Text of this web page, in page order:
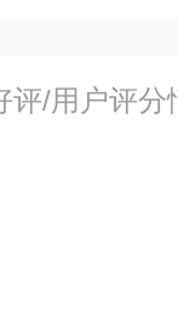
评/用户评分